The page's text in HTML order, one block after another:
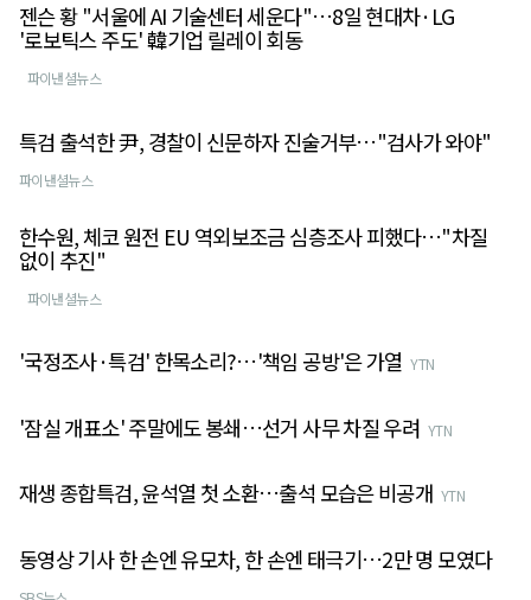
젠슨 황 "서울에 AI 기술센터 세운다"…8일 현대차·LG
'로보틱스 주도' 韓기업 릴레이 회동
파이낸셜뉴스
특검 출석한 尹, 경찰이 신문하자 진술거부…"검사가 와야"
파이낸셜뉴스
한수원, 체코 원전 EU 역외보조금 심층조사 피했다…"차질
없이 추진"
파이낸셜뉴스
'국정조사·특검' 한목소리?…'책임 공방'은 가열 YTN
'잠실 개표소' 주말에도 봉쇄…선거 사무 차질 우려 YTN
재생 종합특검, 윤석열 첫 소환…출석 모습은 비공개 YTN
동영상 기사 한 손엔 유모차, 한 손엔 태극기…2만 명 모였다